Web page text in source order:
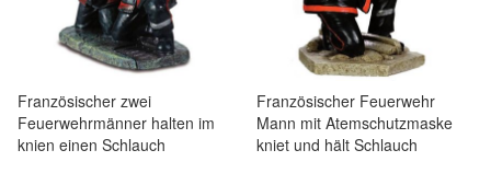
Französischer zwei
Feuerwehrmänner halten im
knien einen Schlauch
Französischer Feuerwehr
Mann mit Atemschutzmaske
kniet und hält Schlauch